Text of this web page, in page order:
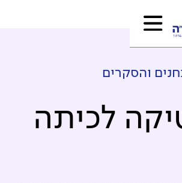
והסקרים
לכיתה